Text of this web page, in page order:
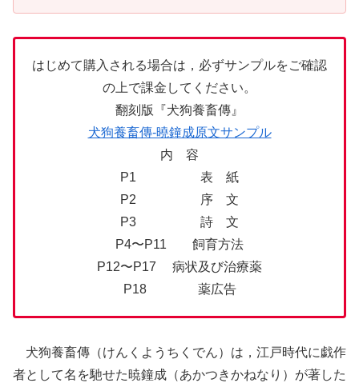
はじめて購入される場合は，必ずサンプルをご確認
の上で課金してください。
翻刻版『犬狗養畜傳』
犬狗養畜傳-曉鐘成原文サンプル
内 容
P1 表 紙
P2 序 文
P3 詩 文
P4〜P11 飼育方法
P12〜P17 病状及び治療薬
P18 薬広告
犬狗養畜傳（けんくようちくでん）は，江戸時代に戯作
者として名を馳せた暁鐘成（あかつきかねなり）が著した